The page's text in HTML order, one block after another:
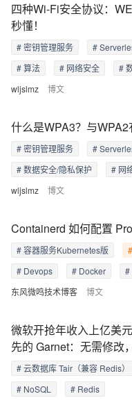
wljslmz 博文
四种Wi-Fi安全协议：
秒懂！
# 密钥管理服务 #
# 算法
# 网络安全 #
wljslmz 博文
什么是WPA3？与WPA2
# 密钥管理服务 #
# 数据安全/隐私保护
# 网
东风微鸣技术博客 博文
Containerd 如何配置
# 容器服务Kubernetes版
# Devops
# Docker #
微软开抢年收入上亿美
先的 Garnet：无需修改
# 云数据库 Tair（兼容 Redis）
# NoSQL
# Redis